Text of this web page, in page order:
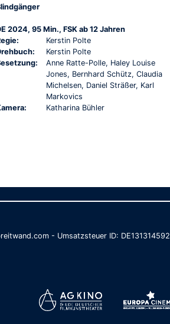
2024, 95 Min., FSK ab 12 Jahren
Kerstin Polte
Kerstin Polte
Anne Ratte-Polle, Haley Louise
Jones, Bernhard Schütz, Claudia
Michelsen, Daniel Sträßer, Karl
Markovics
Katharina Bühler
- Umsatzsteuer ID: DE131314592